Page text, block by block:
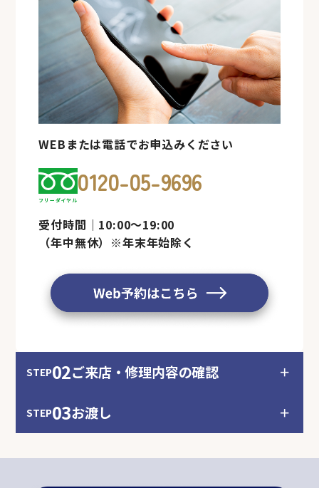
WEBまたは電話でお申込みください
フリーダイヤル
0120-05-9696
受付時間｜10:00～19:00
（年中無休）※年末年始除く
STEP02ご来店・修理内容の確認 ＋
STEP03お渡し ＋